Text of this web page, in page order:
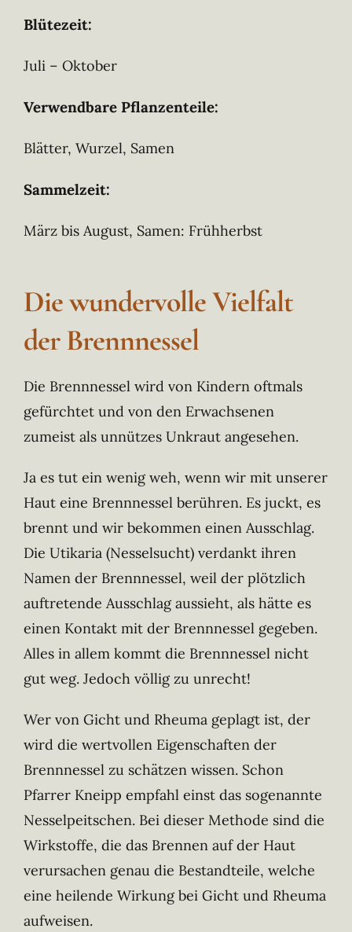
Blütezeit:
Juli – Oktober
Verwendbare Pflanzenteile:
Blätter, Wurzel, Samen
Sammelzeit:
März bis August, Samen: Frühherbst
Die wundervolle Vielfalt
der Brennnessel
Die Brennnessel wird von Kindern oftmals
gefürchtet und von den Erwachsenen
zumeist als unnützes Unkraut angesehen.
Ja es tut ein wenig weh, wenn wir mit unserer
Haut eine Brennnessel berühren. Es juckt, es
brennt und wir bekommen einen Ausschlag.
Die Utikaria (Nesselsucht) verdankt ihren
Namen der Brennnessel, weil der plötzlich
auftretende Ausschlag aussieht, als hätte es
einen Kontakt mit der Brennnessel gegeben.
Alles in allem kommt die Brennnessel nicht
gut weg. Jedoch völlig zu unrecht!
Wer von Gicht und Rheuma geplagt ist, der
wird die wertvollen Eigenschaften der
Brennnessel zu schätzen wissen. Schon
Pfarrer Kneipp empfahl einst das sogenannte
Nesselpeitschen. Bei dieser Methode sind die
Wirkstoffe, die das Brennen auf der Haut
verursachen genau die Bestandteile, welche
eine heilende Wirkung bei Gicht und Rheuma
aufweisen.